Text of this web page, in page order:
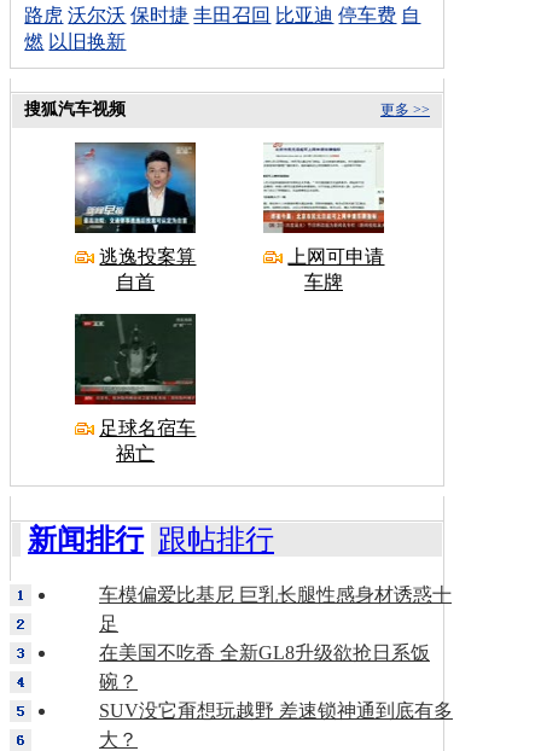
路虎 沃尔沃 保时捷 丰田召回 比亚迪 停车费 自
燃 以旧换新
更多 >>
搜狐汽车视频
逃逸投案算
自首
上网可申请
车牌
足球名宿车
祸亡
新闻排行 跟帖排行
车模偏爱比基尼 巨乳长腿性感身材诱惑十
足
在美国不吃香 全新GL8升级欲抢日系饭
碗？
SUV没它甭想玩越野 差速锁神通到底有多
大？